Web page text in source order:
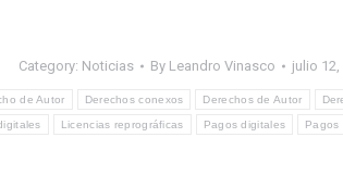
Category: Noticias By Leandro Vinasco julio 12,
de Autor Derechos conexos Derechos de Autor
Licencias reprográficas Pagos digitales Pagos